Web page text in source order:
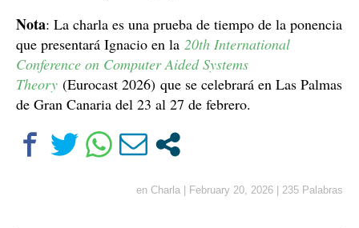
Nota: La charla es una prueba de tiempo de la ponencia
que presentará Ignacio en la 20th International
Conference on Computer Aided Systems
Theory (Eurocast 2026) que se celebrará en Las Palmas
de Gran Canaria del 23 al 27 de febrero.
en Charla February 20, 2026 235 Palabras